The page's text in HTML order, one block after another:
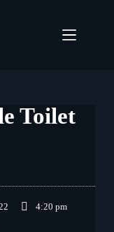
Toilet
4:20 pm